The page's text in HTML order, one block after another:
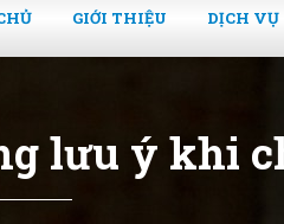
GIỚI THIỆU DỊCH VỤ
lưu ý khi